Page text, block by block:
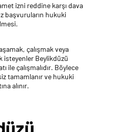
izni reddine karşı dava
başvuruların hukuki
çalışmak veya
isteyenler Beylikdüzü
ile çalışmalıdır. Böylece
tamamlanır ve hukuki
alınır.